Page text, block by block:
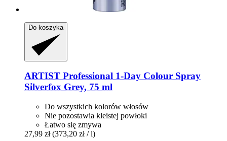
Do koszyka
ARTIST Professional 1-​Day Colour Spray
Silverfox Grey, 75 ml
Do wszystkich kolorów włosów
Nie pozostawia kleistej powłoki
Łatwo się zmywa
27,99 zł (373,20 zł / l)